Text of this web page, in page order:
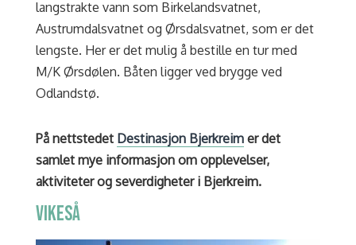
langstrakte vann som Birkelandsvatnet,
Austrumdalsvatnet og Ørsdalsvatnet, som er det
lengste. Her er det mulig å bestille en tur med
M/K Ørsdølen. Båten ligger ved brygge ved
Odlandstø.
På nettstedet Destinasjon Bjerkreim er det
samlet mye informasjon om opplevelser,
aktiviteter og severdigheter i Bjerkreim.
VIKESÅ